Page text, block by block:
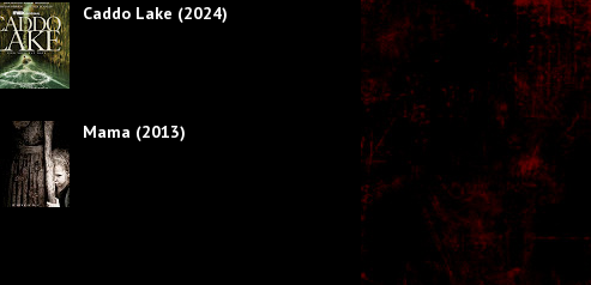
Caddo Lake (2024)
Mama (2013)